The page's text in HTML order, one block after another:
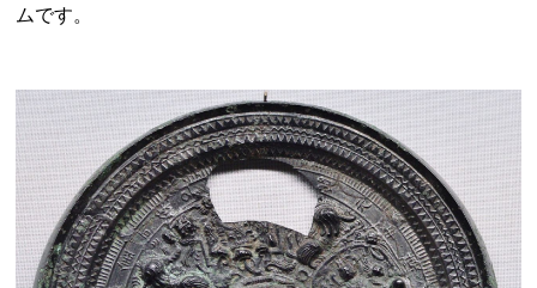
ムです。